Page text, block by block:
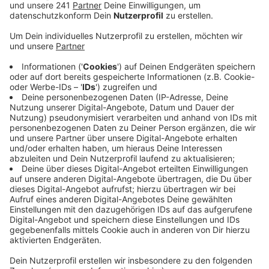
Anzeige
verschiedene Bastel- oder Programmierkurse buchbar.
Die Jugendlichen können so in verschiedene MINT-
Berufe hineinschnuppern. MINT fasst die Schulfächer
Mathematik, Informatik, Naturwissenschaften und
Technik zusammen.
Das NRW-Wissenschaftsministerium hat das
Leverkusener zdi-Netzwerk cLEVer ganz frisch mit
dem diesjährigen Qualitätssiegel ausgezeichnet. Das
teilt die Stadt mit. Trotz Pandemie sei es dem
Netzwerk in den vergangenen zwei Jahren gelungen,
praxisnahe Angebote für Schülerinnen und Schüler zu
schaffen.
Anmeldeschluss aufclever-zdi.deist der 13. Juni